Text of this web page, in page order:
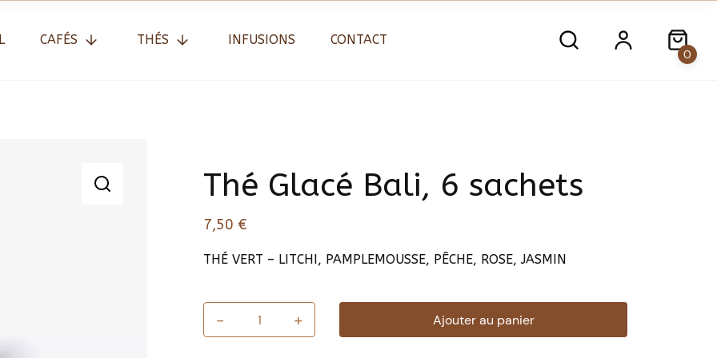
CAFÉS THÉS INFUSIONS CONTACT
0
Thé Glacé Bali, 6 sachets
7,50 €
THÉ VERT – LITCHI, PAMPLEMOUSSE, PÊCHE, ROSE, JASMIN
-
quantité
de
+ Ajouter au panier